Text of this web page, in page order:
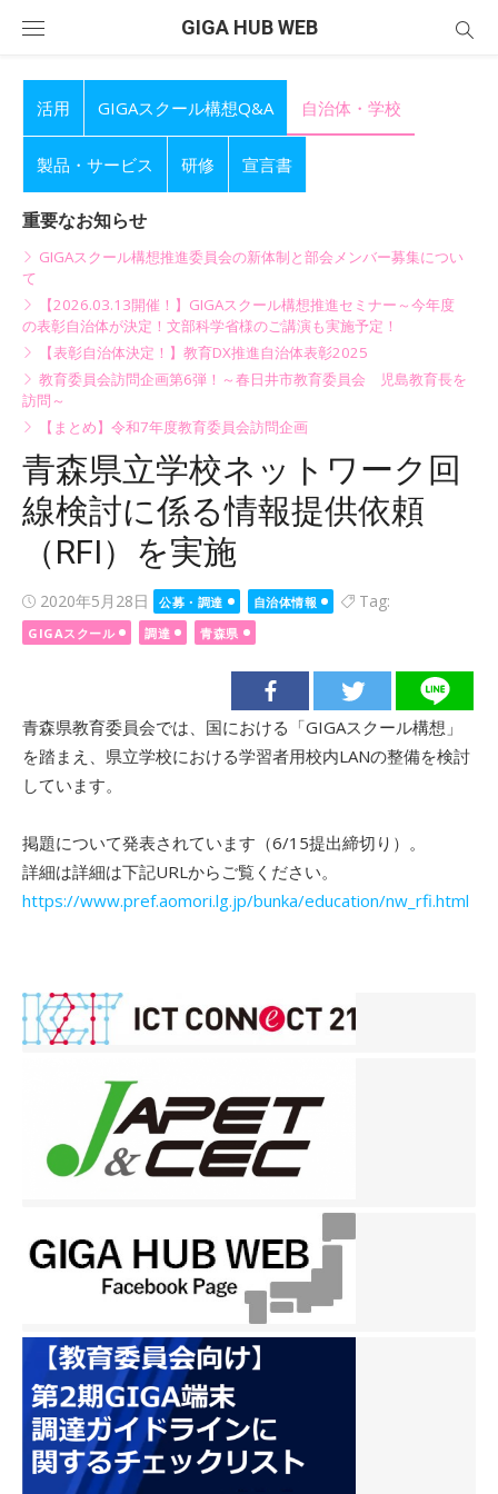
GIGA HUB WEB
活用 GIGAスクール構想Q&A 自治体・学校
製品・サービス 研修 宣言書
重要なお知らせ
GIGAスクール構想推進委員会の新体制と部会メンバー募集につい
て
【2026.03.13開催！】GIGAスクール構想推進セミナー～今年度
の表彰自治体が決定！文部科学省様のご講演も実施予定！
【表彰自治体決定！】教育DX推進自治体表彰2025
教育委員会訪問企画第6弾！～春日井市教育委員会 児島教育長を
訪問～
【まとめ】令和7年度教育委員会訪問企画
青森県立学校ネットワーク回
線検討に係る情報提供依頼
（RFI）を実施
Posted
on
2020年5月28日 公募・調達 自治体情報 Tag:
GIGAスクール 調達 青森県
青森県教育委員会では、国における「GIGAスクール構想」
を踏まえ、県立学校における学習者用校内LANの整備を検討
しています。
掲題について発表されています（6/15提出締切り）。
詳細は詳細は下記URLからご覧ください。
https://www.pref.aomori.lg.jp/bunka/education/nw_rfi.html